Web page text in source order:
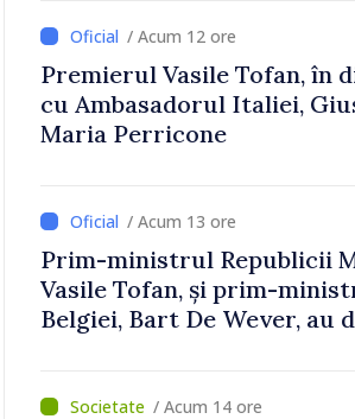
/ Acum 12 ore
Premierul Vasile Tofan, în
cu Ambasadorul Italiei,
Maria Perricone
/ Acum 13 ore
Prim-ministrul Republicii
Vasile Tofan, și prim-
Belgiei, Bart De Wever, au
/ Acum 14 ore